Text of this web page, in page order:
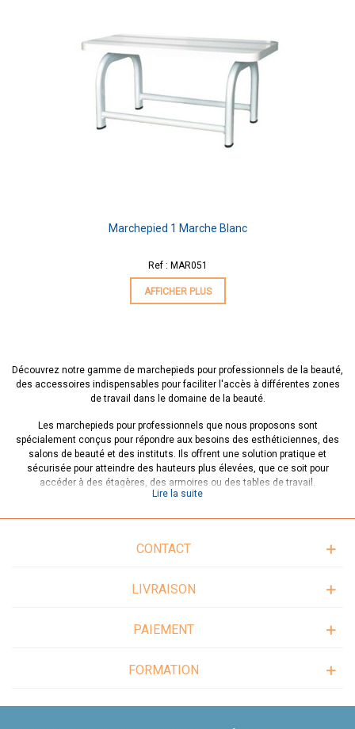
Marchepied 1 Marche Blanc
Ref : MAR051
AFFICHER PLUS
Découvrez notre gamme de marchepieds pour professionnels de la beauté,
des accessoires indispensables pour faciliter l'accès à différentes zones
de travail dans le domaine de la beauté.
Les marchepieds pour professionnels que nous proposons sont
spécialement conçus pour répondre aux besoins des esthéticiennes, des
salons de beauté et des instituts. Ils offrent une solution pratique et
sécurisée pour atteindre des hauteurs plus élevées, que ce soit pour
accéder à des étagères, des armoires ou des tables de travail.
une adhérence optimale, réduisant ainsi les risques de glissement et de
compacts et légers, ce qui les rend faciles à déplacer et à ranger. Vous
pouvez les utiliser dans différentes zones de votre établissement, les
n'en avez pas besoin. Leur design ergonomique les rend pratiques et
Que vous ayez besoin d'un marchepied à une seule marche ou d'un
Lire la suite
CONTACT
LIVRAISON
PAIEMENT
FORMATION